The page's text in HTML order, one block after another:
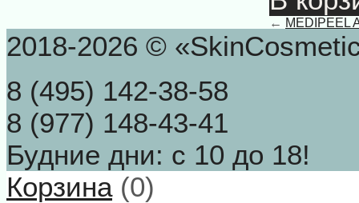
← MEDIPEEL
2018-2026 ©
8 (495) 142-38-58
8 (977) 148-43-41
Будние дни: с 10 до 18!
Корзина(0)